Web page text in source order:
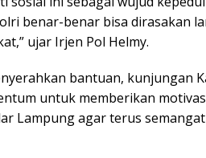
benar-benar bisa dirasakan
ujar Irjen Pol Helmy.
bantuan, kunjungan
untuk memberikan
Lampung agar terus